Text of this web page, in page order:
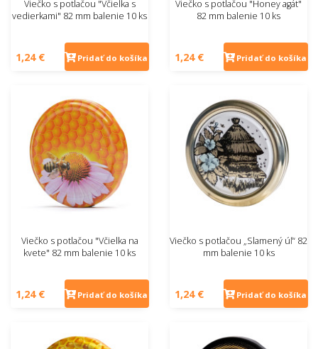
Viečko s potlačou "Včielka s
vedierkami" 82 mm balenie 10 ks
1,24 € Pridať do košíka
Viečko s potlačou "Honey agát"
82 mm balenie 10 ks
1,24 € Pridať do košíka
Viečko s potlačou "Včielka na
kvete" 82 mm balenie 10 ks
1,24 € Pridať do košíka
Viečko s potlačou „Slamený úľ“ 82
mm balenie 10 ks
1,24 € Pridať do košíka